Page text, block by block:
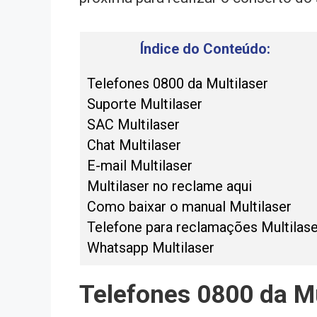
Índice do Conteúdo:
Telefones 0800 da Multilaser
Suporte Multilaser
SAC Multilaser
Chat Multilaser
E-mail Multilaser
Multilaser no reclame aqui
Como baixar o manual Multilaser
Telefone para reclamações
Whatsapp Multilaser
Telefones 0800 da